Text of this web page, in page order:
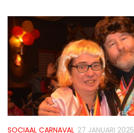
SOCIAAL CARNAVAL 27 JANUARI 2025